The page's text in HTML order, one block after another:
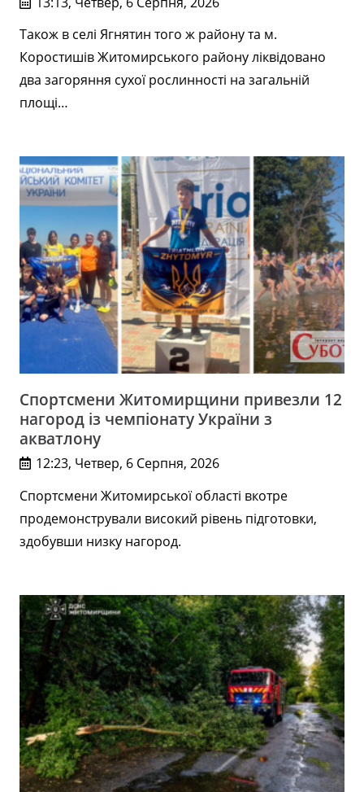
Також в селі Ягнятин того ж району та м.
Коростишів Житомирського району ліквідовано
два загоряння сухої рослинності на загальній
площі…
Спортсмени Житомирщини привезли 12
нагород із чемпіонату України з
акватлону
12:23, Четвер, 6 Серпня, 2026
Спортсмени Житомирської області вкотре
продемонстрували високий рівень підготовки,
здобувши низку нагород.